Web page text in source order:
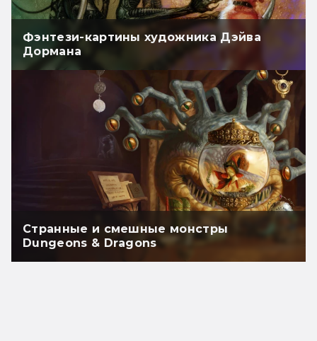
Фэнтези-картины художника Дэйва
Дормана
Странные и смешные монстры
Dungeons & Dragons